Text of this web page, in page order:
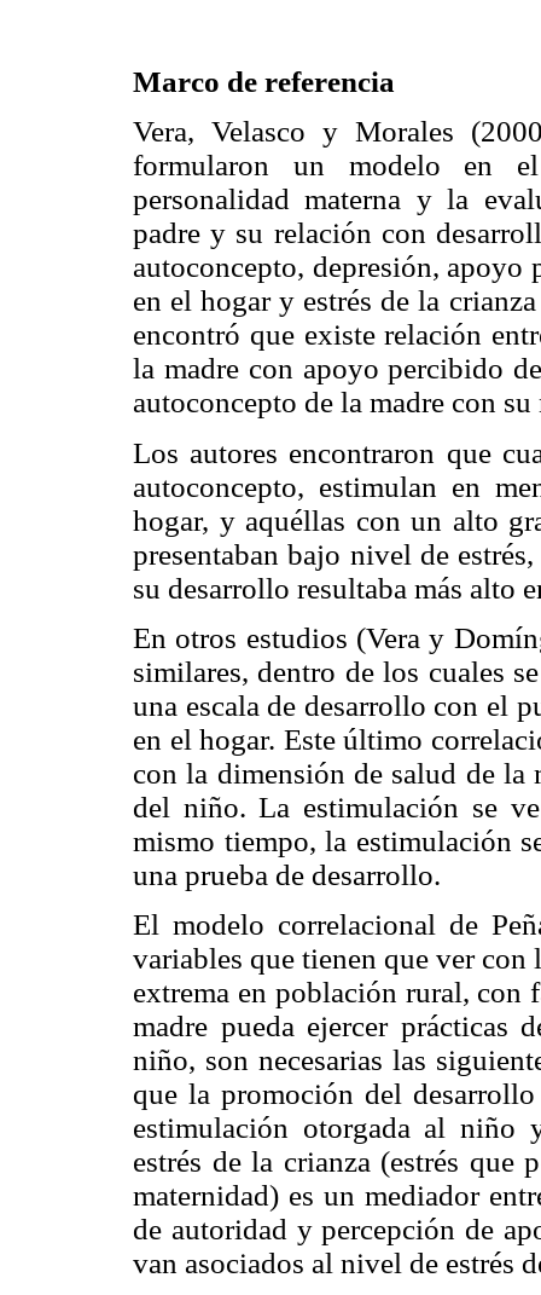
Marco de referencia
Vera, Velasco y Morales
formularon un modelo en
personalidad materna y la
padre y su relación con
autoconcepto, depresión,
en el hogar y estrés de la
encontró que existe relación
la madre con apoyo percibido
autoconcepto de la madre con
Los autores encontraron que
autoconcepto, estimulan en
hogar, y aquéllas con un alto
presentaban bajo nivel de
su desarrollo resultaba más alto
En otros estudios (Vera y
similares, dentro de los cuales
una escala de desarrollo con el
en el hogar. Este último
con la dimensión de salud de la
del niño. La estimulación se
mismo tiempo, la estimulación
una prueba de desarrollo.
El modelo correlacional de
variables que tienen que ver
extrema en población rural, con
madre pueda ejercer prácticas
niño, son necesarias las
que la promoción del
estimulación otorgada al niño
estrés de la crianza (estrés que
maternidad) es un mediador
de autoridad y percepción de
van asociados al nivel de estrés